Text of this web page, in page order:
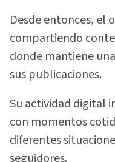
Desde entonces, el
compartiendo
donde mantiene
sus publicaciones.
Su actividad digital
con momentos
diferentes
seguidores.